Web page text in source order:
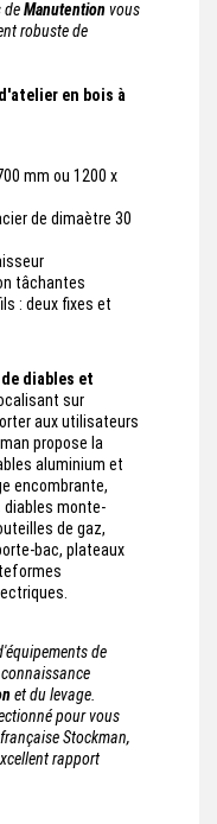
deManutentionvous
robuste de
en bois à
mm ou 1200 x
de dimaètre 30
tâchantes
: deux fixes et
de diables et
sur
aux utilisateurs
propose la
aluminium et
encombrante,
diables monte-
de gaz,
bac, plateaux
de
et du levage.
pour vous
Stockman,
rapport